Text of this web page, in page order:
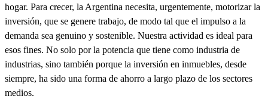
hogar. Para crecer, la Argentina necesita, urgentemente, motorizar la
inversión, que se genere trabajo, de modo tal que el impulso a la
demanda sea genuino y sostenible. Nuestra actividad es ideal para
esos fines. No solo por la potencia que tiene como industria de
industrias, sino también porque la inversión en inmuebles, desde
siempre, ha sido una forma de ahorro a largo plazo de los sectores
medios.